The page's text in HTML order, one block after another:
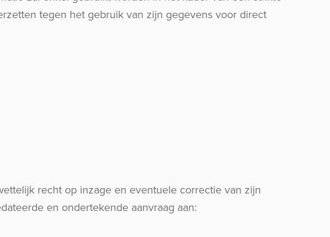
tegen het gebruik van zijn gegevens voor direct
recht op inzage en eventuele correctie van zijn
en ondertekende aanvraag aan: